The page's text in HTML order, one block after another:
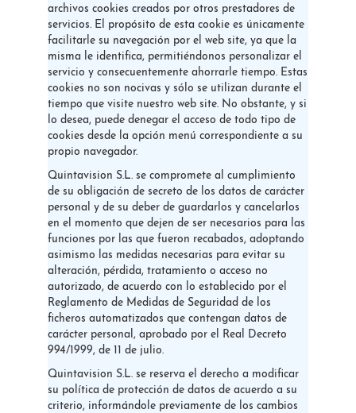
archivos cookies creados por otros prestadores de
servicios. El propósito de esta cookie es únicamente
facilitarle su navegación por el web site, ya que la
misma le identifica, permitiéndonos personalizar el
servicio y consecuentemente ahorrarle tiempo. Estas
cookies no son nocivas y sólo se utilizan durante el
tiempo que visite nuestro web site. No obstante, y si
lo desea, puede denegar el acceso de todo tipo de
cookies desde la opción menú correspondiente a su
propio navegador.
Quintavision S.L. se compromete al cumplimiento
de su obligación de secreto de los datos de carácter
personal y de su deber de guardarlos y cancelarlos
en el momento que dejen de ser necesarios para las
funciones por las que fueron recabados, adoptando
asimismo las medidas necesarias para evitar su
alteración, pérdida, tratamiento o acceso no
autorizado, de acuerdo con lo establecido por el
Reglamento de Medidas de Seguridad de los
ficheros automatizados que contengan datos de
carácter personal, aprobado por el Real Decreto
994/1999, de 11 de julio.
Quintavision S.L. se reserva el derecho a modificar
su política de protección de datos de acuerdo a su
criterio, informándole previamente de los cambios